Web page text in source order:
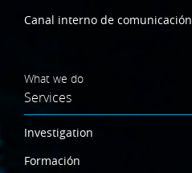
Canal interno de comunicación
What we do
Services
Investigation
Formación